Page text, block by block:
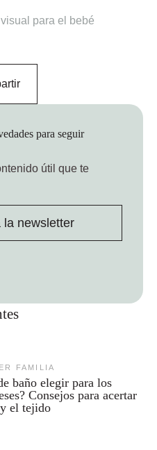
para el bebé
FAMILIA
baño elegir para los
Consejos para acertar
el tejido
para seguir
útil que te
la newsletter